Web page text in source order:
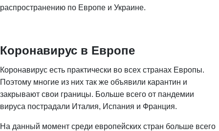
распространению по Европе и Украине.
Коронавирус в Европе
Коронавирус есть практически во всех странах Европы.
Поэтому многие из них так же объявили карантин и
закрывают свои границы. Больше всего от пандемии
вируса пострадали Италия, Испания и Франция.
На данный момент среди европейских стран больше всего